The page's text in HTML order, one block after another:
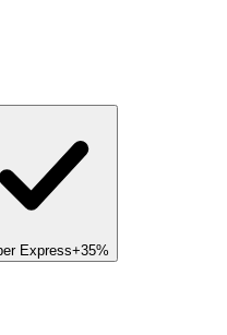
Express+35%